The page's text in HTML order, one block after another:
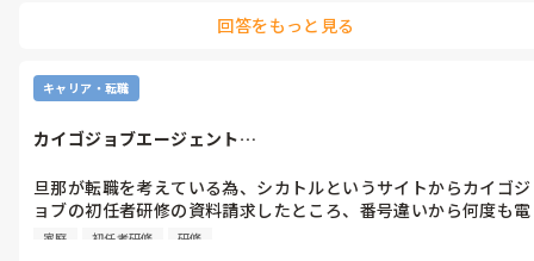
50歳から介護を始める方も少なくないですよ。
か」ですが、正直なところ ほとんどの場合は“その施設による” と思
います。
はなく、どの施設でも「しっかり研修するところ」もあれば「ほと
もちろん、施設として研修を行う義務はあるので、どこも何かしら
の研修は用意しているはずです。
ただ、その内容・丁寧さ・フォロー体制は本当にバラバラです。
回答をもっと見る
キャリア・転職
カイゴジョブエージェント…
旦那が転職を考えている為、シカトルというサイトからカイゴジ
ョブの初任者研修の資料請求したところ、番号違いから何度も電
話がかかってきました。
家庭 初任者研修 研修